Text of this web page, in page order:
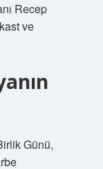
Recep
ve
Günü,